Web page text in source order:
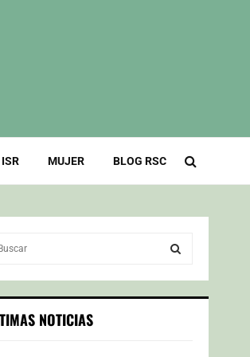
ISR MUJER BLOG RSC
S
NOTICIAS